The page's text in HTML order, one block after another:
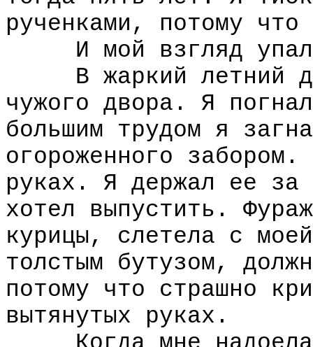
рученками, потому
И мой взгляд упал
В жаркий летний
чужого двора. Я
большим трудом я
огороженного
руках. Я держал ее за
хотел выпустить.
курицы, слетела с
толстым бутузом,
потому что страшно
вытянутых руках.